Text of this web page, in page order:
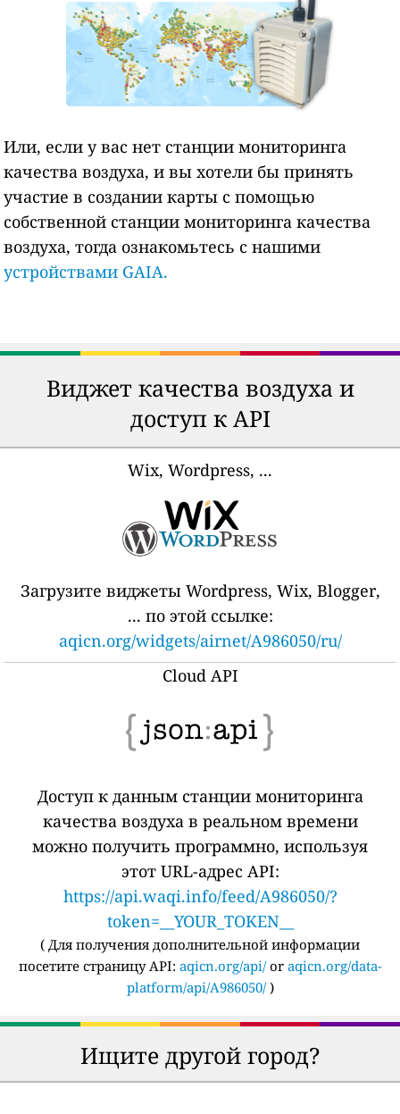
Или, если у вас нет станции мониторинга
качества воздуха, и вы хотели бы принять
участие в создании карты с помощью
собственной станции мониторинга качества
воздуха, тогда ознакомьтесь с нашими
устройствами GAIA.
Виджет качества воздуха и
доступ к API
Wix, Wordpress, ...
Загрузите виджеты Wordpress, Wix, Blogger,
... по этой ссылке:
aqicn.org/widgets/airnet/A986050/ru/
Cloud API
Доступ к данным станции мониторинга
качества воздуха в реальном времени
можно получить программно, используя
этот URL-адрес API:
https://api.waqi.info/feed/A986050/?
token=__YOUR_TOKEN__
( Для получения дополнительной информации
посетите страницу API: aqicn.org/api/or aqicn.org/data-
platform/api/A986050/)
Ищите другой город?